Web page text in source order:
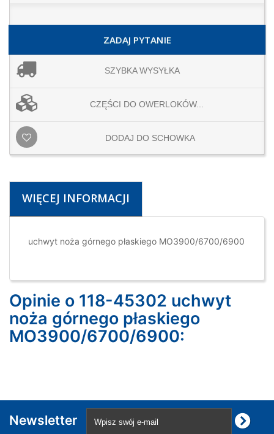
ZADAJ PYTANIE
SZYBKA WYSYŁKA
CZĘŚCI DO OWERLOKÓW...
DODAJ DO SCHOWKA
WIĘCEJ INFORMACJI
uchwyt noża górnego płaskiego MO3900/6700/6900
Opinie o 118-45302 uchwyt
noża górnego płaskiego
MO3900/6700/6900:
Newsletter